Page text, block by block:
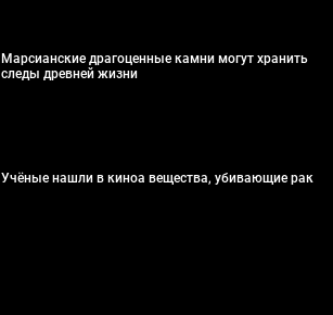
Марсианские драгоценные камни могут хранить
следы древней жизни
Учёные нашли в киноа вещества, убивающие рак